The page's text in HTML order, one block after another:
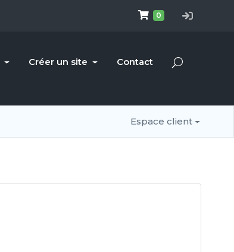
0 EasyHoster
Créer un site Contact
Espace client